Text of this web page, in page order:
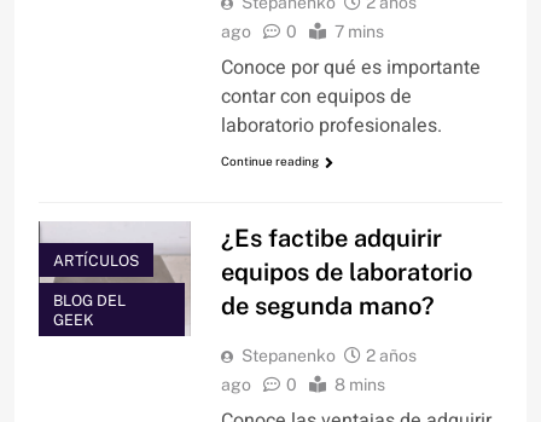
ago
0 7 mins
Conoce por qué es importante
contar con equipos de
laboratorio profesionales.
Continue reading
ARTÍCULOS
BLOG DEL
GEEK
¿Es factibe adquirir
equipos de laboratorio
de segunda mano?
Stepanenko
2 años
ago
0 8 mins